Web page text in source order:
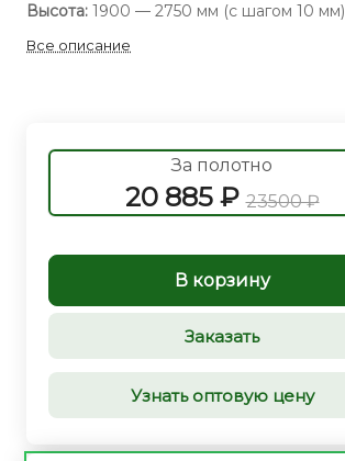
Высота: 1900 — 2750 мм (с шагом 10 мм)
Все описание
За полотно
20 885 ₽ 23500 ₽
В корзину
Заказать
Узнать оптовую цену